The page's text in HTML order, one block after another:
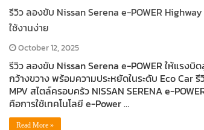
รีวิว ลองขับ Nissan Serena e-POWER
ใช้งานง่าย
October 12, 2025
รีวิว ลองขับ Nissan Serena e-POWER ให้แรง
กว้างขวาง พร้อมความประหยัดในระดับ Eco Car
MPV สไตล์ครอบครัว NISSAN SERENA e-
คือการใช้เทคโนโลยี e-Power …
Read More »